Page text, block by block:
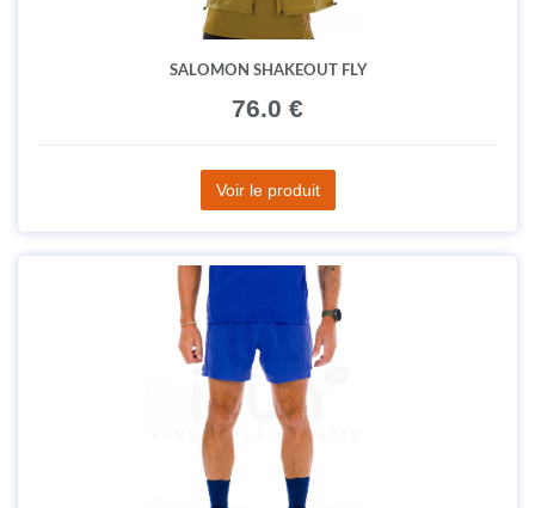
SALOMON SHAKEOUT FLY
76.0 €
Voir le produit